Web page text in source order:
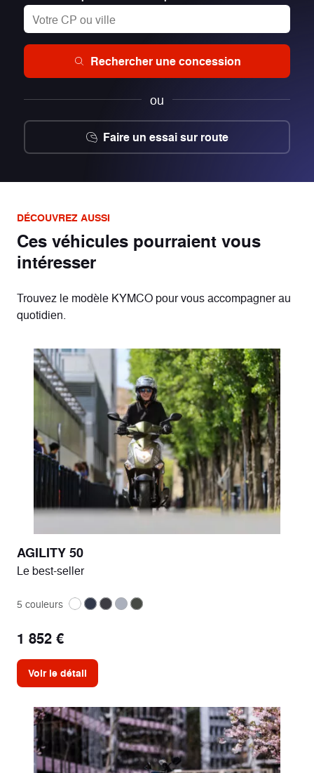
Rechercher une concession
ou
Faire un essai sur route
DÉCOUVREZ AUSSI
Ces véhicules pourraient vous
intéresser
Trouvez le modèle KYMCO pour vous accompagner au
quotidien.
AGILITY 50
Le best-seller
5 couleurs
1 852 €
Voir le détail